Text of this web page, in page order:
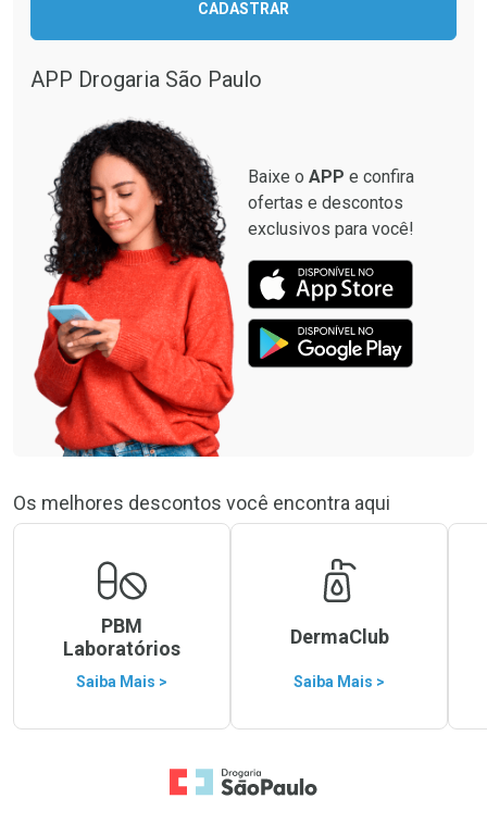
Comprar sem Desconto
Comprar sem Desconto
Por R$ 1.301,24/cada
CADASTRAR
APP Drogaria São Paulo
Baixe o APP e confira
ofertas e descontos
exclusivos para você!
Os melhores descontos você encontra aqui
PBM
Laboratórios
Saiba Mais >
DermaClub
Saiba Mais >
Ir para a Home